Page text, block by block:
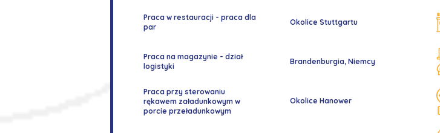
Praca w restauracji - praca dla
par
Okolice Stuttgartu
Praca na magazynie - dział
logistyki
Brandenburgia, Niemcy
Praca przy sterowaniu
rękawem załadunkowym w
porcie przeładunkowym
Okolice Hanower